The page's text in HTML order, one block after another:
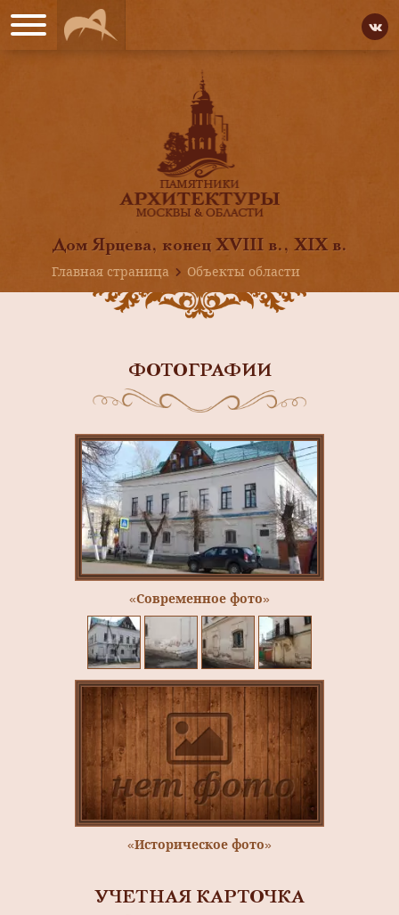
Дом Ярцева, конец XVIII в., XIX в.
Главная страница
Объекты области
ФОТОГРАФИИ
«Современное фото»
«Историческое фото»
УЧЕТНАЯ КАРТОЧКА